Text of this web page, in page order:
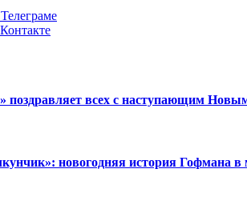
поздравляет всех с наступающим
новогодняя история Гофмана в